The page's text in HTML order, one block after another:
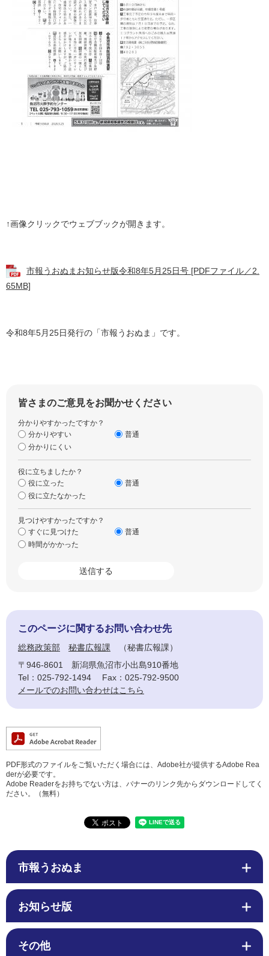
↑画像クリックでウェブブックが開きます。
市報うおぬまお知らせ版令和8年5月25日号 [PDFファイル／2.
65MB]
令和8年5月25日発行の「市報うおぬま」です。
皆さまのご意見をお聞かせください
分かりやすかったですか？
分かりやすい
普通
分かりにくい
役に立ちましたか？
役に立った
普通
役に立たなかった
見つけやすかったですか？
すぐに見つけた
普通
時間がかかった
このページに関するお問い合わせ先
総務政策部 秘書広報課
秘書広報課
〒946-8601
新潟県魚沼市小出島910番地
Tel：025-792-1494
Fax：025-792-9500
メールでのお問い合わせはこちら
PDF形式のファイルをご覧いただく場合には、Adobe社が提供するAdobe Rea
derが必要です。
Adobe Readerをお持ちでない方は、バナーのリンク先からダウンロードしてく
ださい。（無料）
市報うおぬま
お知らせ版
その他